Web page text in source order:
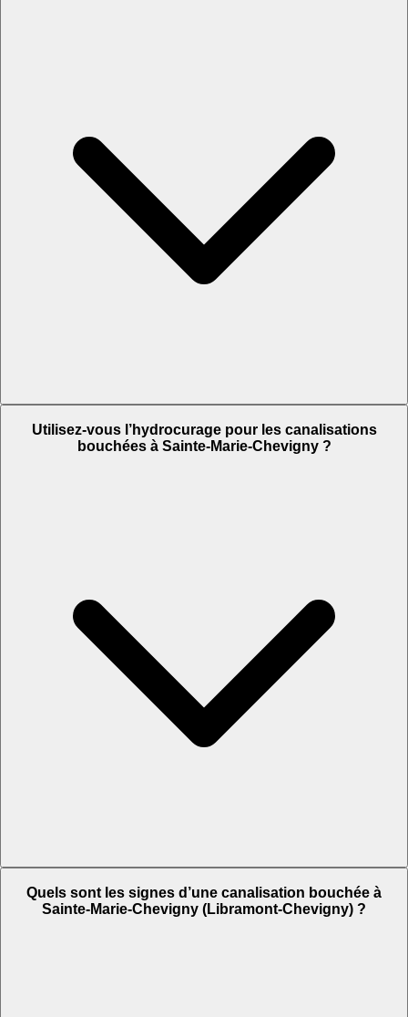
Utilisez-vous l’hydrocurage pour les canalisations
bouchées à Sainte-Marie-Chevigny ?
Quels sont les signes d’une canalisation bouchée à
Sainte-Marie-Chevigny (Libramont-Chevigny) ?